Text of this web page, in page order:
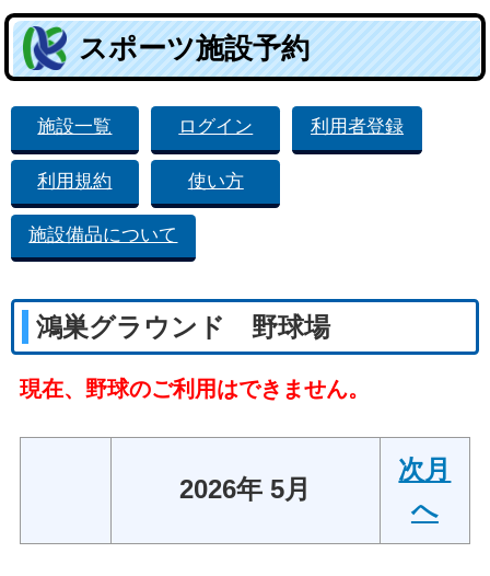
スポーツ施設予約
施設一覧 ログイン 利用者登録
利用規約 使い方
施設備品について
鴻巣グラウンド 野球場
現在、野球のご利用はできません。
2026年 5月
次月
へ